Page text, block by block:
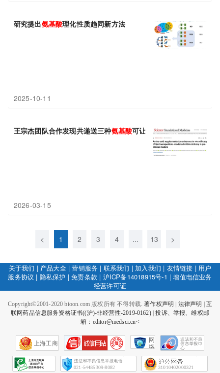
研究提出氨基酸理化性质趋同新方法
2025-10-11
王宗杰团队合作发现共递送三种氨基酸可让药效提升20倍
2026-03-15
< 1 2 3 4 ... 13 >
关于我们 | 产品大全|营销服务 | 联系我们 | 加入我们 | 友情链接 | 用户
服务协议 | 隐私保护 |免责条款 | 沪ICP备14018915号-1 |增值电信业务
经营许可证
Copyright©2001-2020 bioon.com 版权所有 不得转载.著作权声明 法律声明
互
联网药品信息服务资格证书((沪)-非经营性-2019-0162)|投诉、举报、维权邮
箱：editor@medsci.cn<
上海工商
网
络
会
征
021-54485309-8082 31010402000321